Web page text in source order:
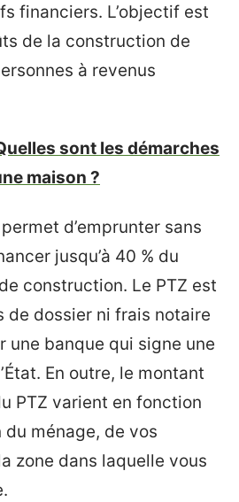
financiers. L’objectif est
de la construction de
à revenus
sont les démarches
maison ?
d’emprunter sans
jusqu’à 40 % du
construction. Le PTZ est
de dossier ni frais notaire
une banque qui signe une
En outre, le montant
PTZ varient en fonction
ménage, de vos
zone dans laquelle vous